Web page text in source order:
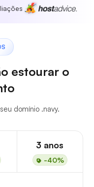
estourar o
domínio .navy.
3 anos
-40%